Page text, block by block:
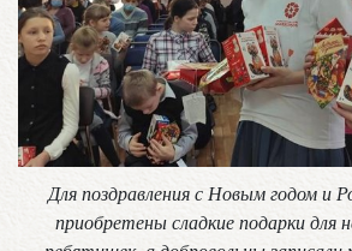
Для поздравления с Новым годом и
приобретены сладкие подарки для